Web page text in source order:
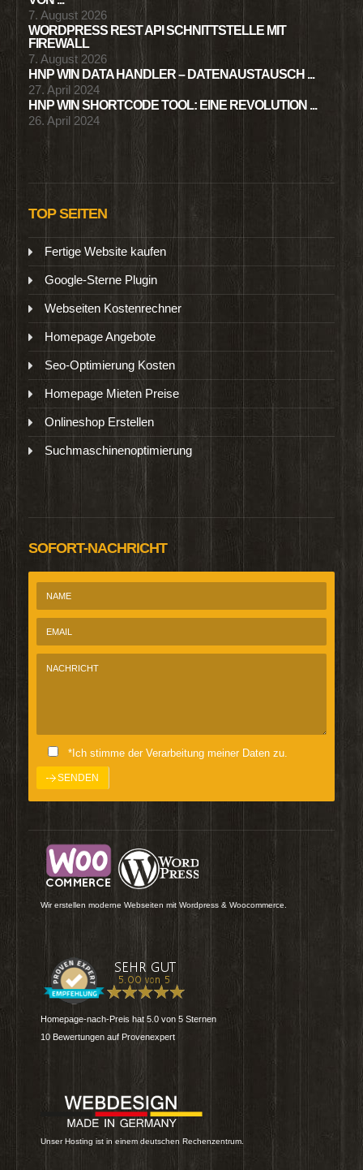
7. August 2026
WORDPRESS REST API SCHNITTSTELLE MIT
FIREWALL
7. August 2026
HNP WIN DATA HANDLER – DATENAUSTAUSCH ...
27. April 2024
HNP WIN SHORTCODE TOOL: EINE REVOLUTION ...
26. April 2024
TOP SEITEN
Fertige Website kaufen
Google-Sterne Plugin
Webseiten Kostenrechner
Homepage Angebote
Seo-Optimierung Kosten
Homepage Mieten Preise
Onlineshop Erstellen
Suchmaschinenoptimierung
SOFORT-NACHRICHT
*Ich stimme der Verarbeitung meiner Daten zu.
Wir erstellen moderne Webseiten mit Wordpress & Woocommerce.
Homepage-nach-Preis hat 5.0 von 5 Sternen
10 Bewertungen auf Provenexpert
Unser Hosting ist in einem deutschen Rechenzentrum.